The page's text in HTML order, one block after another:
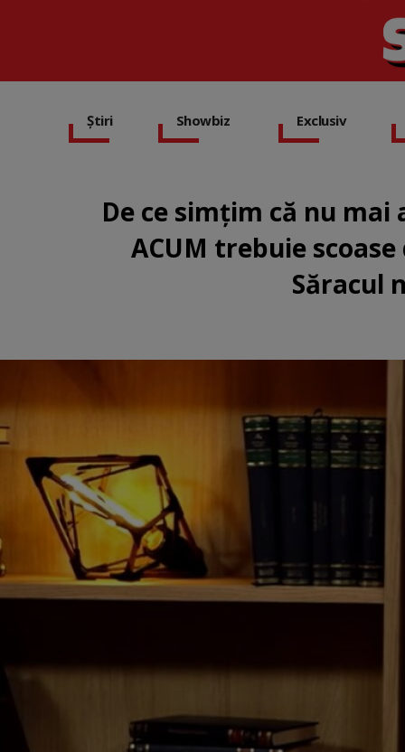
Știri Showbiz Exclusiv
De ce simțim că nu mai
ACUM trebuie
Săracul